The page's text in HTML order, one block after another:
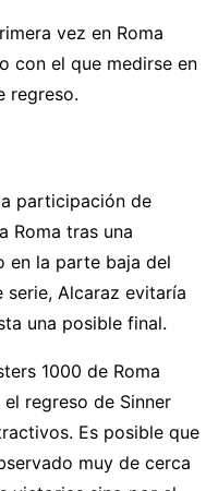
vez en Roma
con el que medirse en
regreso.
participación de
Roma tras una
en la parte baja del
Alcaraz evitaría
una posible final.
1000 de Roma
regreso de Sinner
Es posible que
muy de cerca